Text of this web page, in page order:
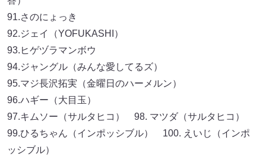
91.さのにょっき
92.ジェイ（YOFUKASHI）
93.ヒゲヅラマンボウ
94.ジャングル（みんな愛してるズ）
95.マジ長沢拓実（金曜日のハーメルン）
96.ハギー（大目玉）
97.キムソー（サルタヒコ） 98. マツダ（サルタヒコ）
99.ひるちゃん（インポッシブル） 100. えいじ（インポ
ッシブル）